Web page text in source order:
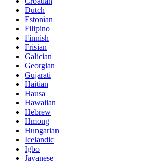
Dutch
Estonian
Filipino
Finnish
Frisian
Galician
Georgian
Gujarati
Haitian
Hausa
Hawaiian
Hebrew
Hmong
Hungarian
Icelandic
Igbo
Javanese